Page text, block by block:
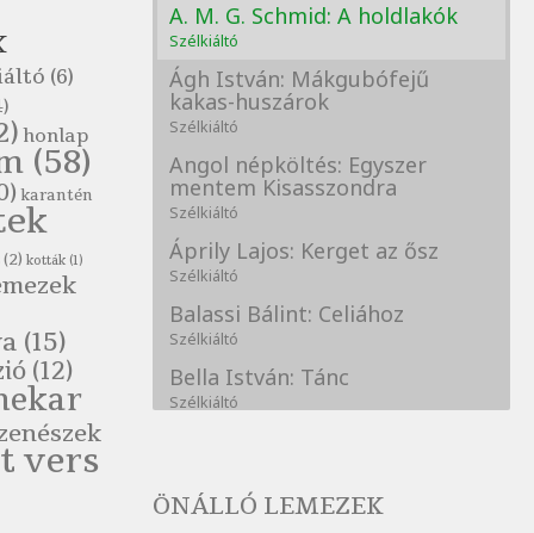
A. M. G. Schmid: A holdlakók
Szélkiáltó
Ágh István: Mákgubófejű
kakas-huszárok
Szélkiáltó
Angol népköltés: Egyszer
mentem Kisasszondra
Szélkiáltó
Áprily Lajos: Kerget az ősz
Szélkiáltó
Balassi Bálint: Celiához
Szélkiáltó
Bella István: Tánc
Szélkiáltó
Szélkiáltó
ÖNÁLLÓ LEMEZEK
(6)
honlap
(58)
karantén
(2) kották (1)
(15)
(12)
vers